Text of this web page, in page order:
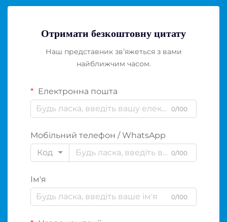
Отримати безкоштовну цитату
Наш представник зв’яжеться з вами
найближчим часом.
Електронна пошта
0/100
Мобільний телефон / WhatsApp
Код
0/100
Ім'я
0/100